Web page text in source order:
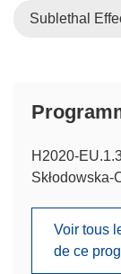
Sublethal
H2020-
Skłodowska-
Voir tous
de ce